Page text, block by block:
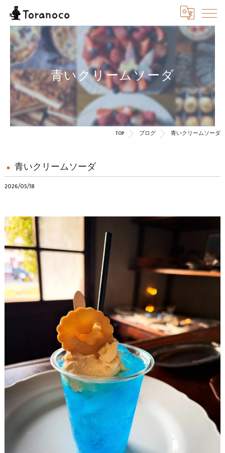
青いクリームソーダ
TOP ブログ 青いクリームソーダ
青いクリームソーダ
2026/05/18